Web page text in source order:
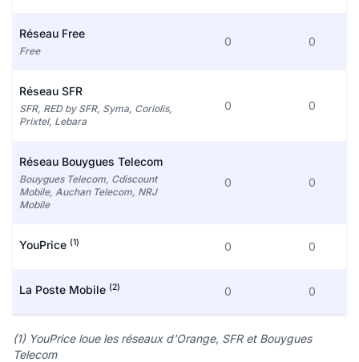
Réseau Free
Free
0 0
Réseau SFR
SFR, RED by SFR, Syma, Coriolis,
Prixtel, Lebara
0 0
Réseau Bouygues Telecom
Bouygues Telecom, Cdiscount
Mobile, Auchan Telecom, NRJ
Mobile
0 0
YouPrice (1) 0 0
La Poste Mobile (2) 0 0
(1) YouPrice loue les réseaux d'Orange, SFR et Bouygues
Telecom